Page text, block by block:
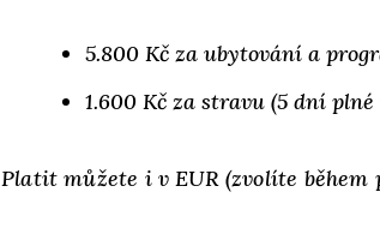
5.800 Kč za ubytování a
1.600 Kč za stravu (5 dní
Platit můžete i v EUR (zvolíte během